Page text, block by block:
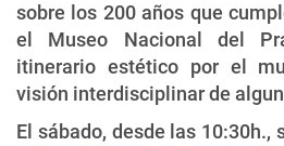
sobre los 200 años que
el Museo Nacional del
itinerario estético por el
visión interdisciplinar de
El sábado, desde las 10:30h.,